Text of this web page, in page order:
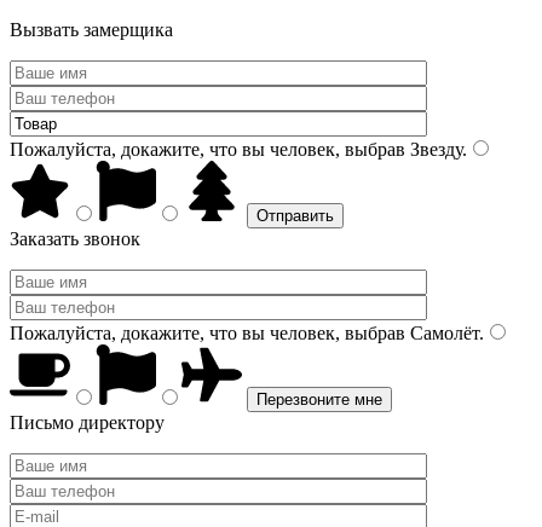
Вызвать замерщика
Пожалуйста, докажите, что вы человек, выбрав Звезду.
Заказать звонок
Пожалуйста, докажите, что вы человек, выбрав Самолёт.
Письмо директору